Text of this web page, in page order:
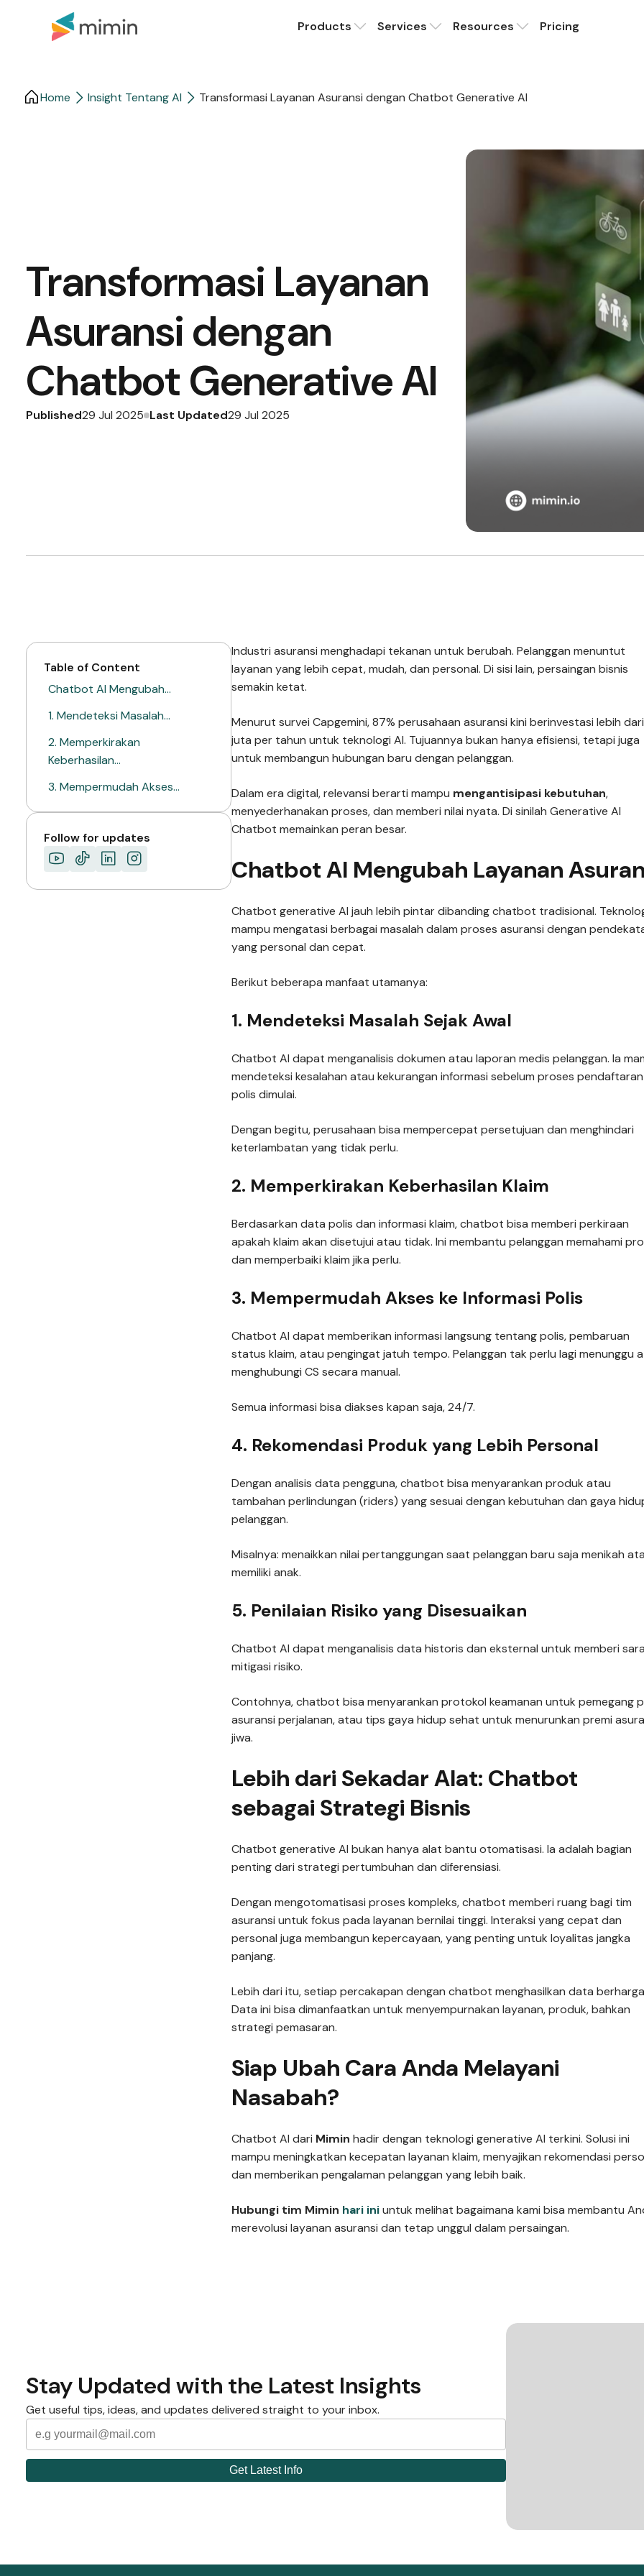
Products Services Resources Pricing
Home Insight Tentang AI Transformasi Layanan Asuransi dengan Chatbot Generative AI
Transformasi Layanan
Asuransi dengan
Chatbot Generative AI
Published29 Jul 2025 Last Updated29 Jul 2025
Table of Content
Chatbot AI Mengubah…
1. Mendeteksi Masalah…
2. Memperkirakan
Keberhasilan…
3. Mempermudah Akses…
4. Rekomendasi Produk…
5. Penilaian Risiko…
Lebih dari Sekadar…
Siap Ubah Cara…
Follow for updates
Industri asuransi menghadapi tekanan untuk berubah. Pelanggan menuntut
layanan yang lebih cepat, mudah, dan personal. Di sisi lain, persaingan bisnis
semakin ketat.
Menurut survei Capgemini, 87% perusahaan asuransi kini berinvestasi lebih
juta per tahun untuk teknologi AI. Tujuannya bukan hanya efisiensi, tetapi juga
untuk membangun hubungan baru dengan pelanggan.
Dalam era digital, relevansi berarti mampu mengantisipasi kebutuhan,
menyederhanakan proses, dan memberi nilai nyata. Di sinilah Generative AI
Chatbot memainkan peran besar.
Chatbot AI Mengubah Layanan
Chatbot generative AI jauh lebih pintar dibanding chatbot tradisional.
mampu mengatasi berbagai masalah dalam proses asuransi dengan
yang personal dan cepat.
Berikut beberapa manfaat utamanya:
1. Mendeteksi Masalah Sejak Awal
Chatbot AI dapat menganalisis dokumen atau laporan medis pelanggan. Ia
mendeteksi kesalahan atau kekurangan informasi sebelum proses pendaftaran
polis dimulai.
Dengan begitu, perusahaan bisa mempercepat persetujuan dan menghindari
keterlambatan yang tidak perlu.
2. Memperkirakan Keberhasilan Klaim
Berdasarkan data polis dan informasi klaim, chatbot bisa memberi perkiraan
apakah klaim akan disetujui atau tidak. Ini membantu pelanggan memahami
dan memperbaiki klaim jika perlu.
3. Mempermudah Akses ke Informasi Polis
Chatbot AI dapat memberikan informasi langsung tentang polis, pembaruan
status klaim, atau pengingat jatuh tempo. Pelanggan tak perlu lagi menunggu
menghubungi CS secara manual.
Semua informasi bisa diakses kapan saja, 24/7.
4. Rekomendasi Produk yang Lebih Personal
Dengan analisis data pengguna, chatbot bisa menyarankan produk atau
tambahan perlindungan (riders) yang sesuai dengan kebutuhan dan gaya
pelanggan.
Misalnya: menaikkan nilai pertanggungan saat pelanggan baru saja menikah
memiliki anak.
5. Penilaian Risiko yang Disesuaikan
Chatbot AI dapat menganalisis data historis dan eksternal untuk memberi
mitigasi risiko.
Contohnya, chatbot bisa menyarankan protokol keamanan untuk pemegang
asuransi perjalanan, atau tips gaya hidup sehat untuk menurunkan premi
jiwa.
Lebih dari Sekadar Alat: Chatbot
sebagai Strategi Bisnis
Chatbot generative AI bukan hanya alat bantu otomatisasi. Ia adalah bagian
penting dari strategi pertumbuhan dan diferensiasi.
Dengan mengotomatisasi proses kompleks, chatbot memberi ruang bagi tim
asuransi untuk fokus pada layanan bernilai tinggi. Interaksi yang cepat dan
personal juga membangun kepercayaan, yang penting untuk loyalitas jangka
panjang.
Lebih dari itu, setiap percakapan dengan chatbot menghasilkan data
Data ini bisa dimanfaatkan untuk menyempurnakan layanan, produk, bahkan
strategi pemasaran.
Siap Ubah Cara Anda Melayani
Nasabah?
Chatbot AI dari Mimin hadir dengan teknologi generative AI terkini. Solusi ini
mampu meningkatkan kecepatan layanan klaim, menyajikan rekomendasi
dan memberikan pengalaman pelanggan yang lebih baik.
Hubungi tim Mimin hari iniuntuk melihat bagaimana kami bisa membantu
merevolusi layanan asuransi dan tetap unggul dalam persaingan.
Stay Updated with the Latest Insights
Get useful tips, ideas, and updates delivered straight to your inbox.